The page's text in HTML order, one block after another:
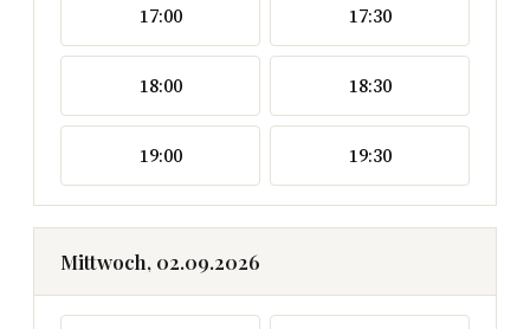
17:00 17:30
18:00 18:30
19:00 19:30
Mittwoch, 02.09.2026